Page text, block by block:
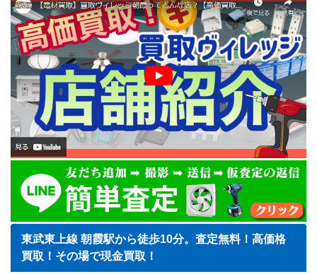
東武東上線 朝霞駅から徒歩10分。査定無料！高価格
買取！その場で現金買取！